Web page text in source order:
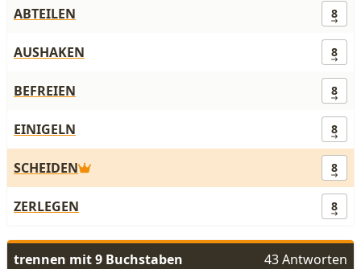
ABTEILEN 8
AUSHAKEN 8
BEFREIEN 8
EINIGELN 8
SCHEIDEN 8
ZERLEGEN 8
trennen mit 9 Buchstaben
43 Antworten